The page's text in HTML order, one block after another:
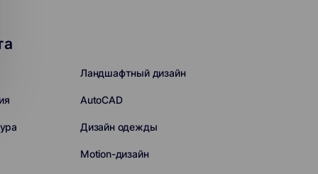
Ландшафтный дизайн
AutoCAD
Дизайн одежды
Motion-дизайн